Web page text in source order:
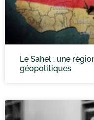
Le Sahel : une
géopolitiques